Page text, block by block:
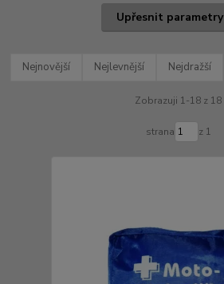
Upřesnit parametry
Nejnovější Nejlevnější Nejdražší
Zobrazuji 1-18 z 18
strana z 1